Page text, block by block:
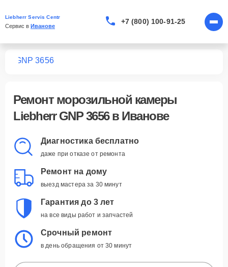
Liebherr Servis Centr
Сервис в Иванове
+7 (800) 100-91-25
GNP 3656
Ремонт морозильной камеры
Liebherr GNP 3656в Иванове
Диагностика бесплатно
даже при отказе от ремонта
Ремонт на дому
выезд мастера за 30 минут
Гарантия до 3 лет
на все виды работ и запчастей
Срочный ремонт
в день обращения от 30 минут